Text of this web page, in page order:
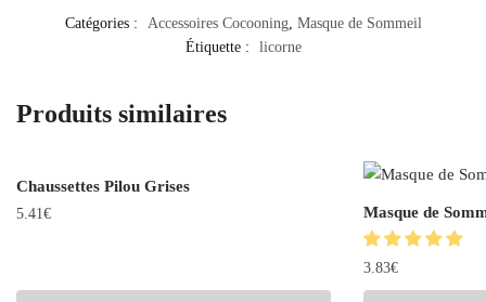
Catégories : Accessoires Cocooning, Masque de Sommeil
Étiquette :
licorne
Produits similaires
Chaussettes Pilou Grises
5.41€ Masque de
3.83€